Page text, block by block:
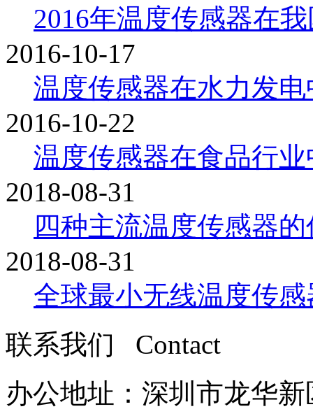
2016年温度传感器在
2016-10-17
温度传感器在水力发电
2016-10-22
温度传感器在食品行业
2018-08-31
四种主流温度传感器的
2018-08-31
全球最小无线温度传感
联系我们 Contact
办公地址：深圳市龙华